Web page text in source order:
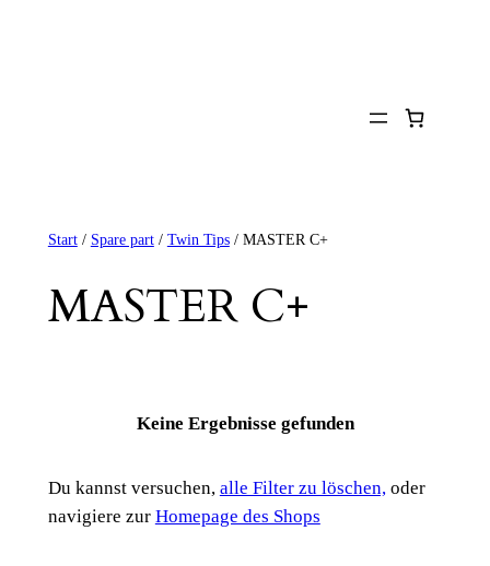
Start/ Spare part/ Twin Tips/ MASTER C+
MASTER C+
Keine Ergebnisse gefunden
Du kannst versuchen, alle Filter zu löschen,oder
navigiere zur Homepage des Shops